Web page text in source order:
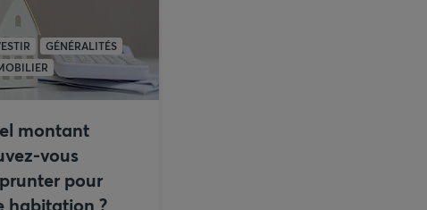
GÉNÉRALITÉS
montant
vous
pour
habitation ?